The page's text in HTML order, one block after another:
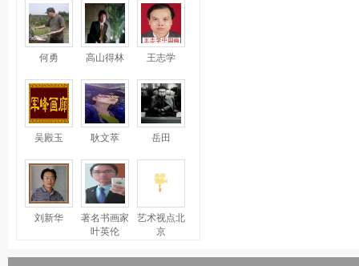
何勇 高山得林 王志学
吴殿玉 耿文萃 岳田
刘新华
著名书画家
叶英伦
艺术视点北
京